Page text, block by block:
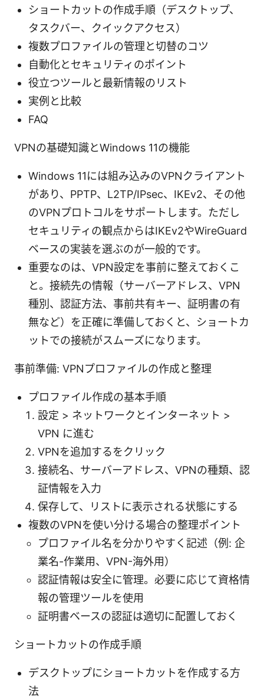
ショートカットの作成手順（デスクトップ、
タスクバー、クイックアクセス）
複数プロファイルの管理と切替のコツ
自動化とセキュリティのポイント
役立つツールと最新情報のリスト
実例と比較
FAQ
VPNの基礎知識とWindows 11の機能
Windows 11には組み込みのVPNクライアント
があり、PPTP、L2TP/IPsec、IKEv2、その他
のVPNプロトコルをサポートします。ただし
セキュリティの観点からはIKEv2やWireGuard
ベースの実装を選ぶのが一般的です。
重要なのは、VPN設定を事前に整えておくこ
と。接続先の情報（サーバーアドレス、VPN
種別、認証方法、事前共有キー、証明書の有
無など）を正確に準備しておくと、ショートカ
ットでの接続がスムーズになります。
事前準備: VPNプロファイルの作成と整理
プロファイル作成の基本手順
設定 > ネットワークとインターネット >
VPN に進む
VPNを追加するをクリック
接続名、サーバーアドレス、VPNの種類、認
証情報を入力
保存して、リストに表示される状態にする
複数のVPNを使い分ける場合の整理ポイント
プロファイル名を分かりやすく記述（例: 企
業名-作業用、VPN-海外用）
認証情報は安全に管理。必要に応じて資格情
報の管理ツールを使用
証明書ベースの認証は適切に配置しておく
ショートカットの作成手順
デスクトップにショートカットを作成する方
法